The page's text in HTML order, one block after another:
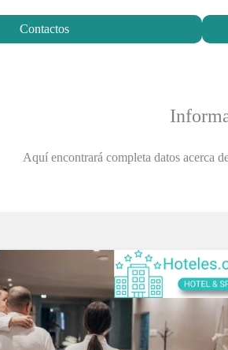
Contactos
Aquí encontrará completa datos acerca